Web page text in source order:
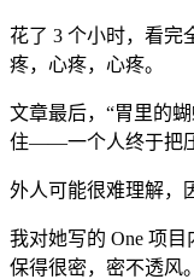
花了 3 个小时，看完
疼，心疼，心疼。
文章最后，“胃里的
住——一个人终于把
外人可能很难理解，
我对她写的 One 项
保得很密，密不透风。